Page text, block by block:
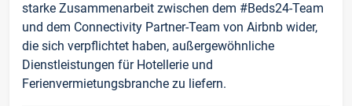
starke Zusammenarbeit zwischen dem #Beds24-Team
und dem Connectivity Partner-Team von Airbnb wider,
die sich verpflichtet haben, außergewöhnliche
Dienstleistungen für Hotellerie und
Ferienvermietungsbranche zu liefern.